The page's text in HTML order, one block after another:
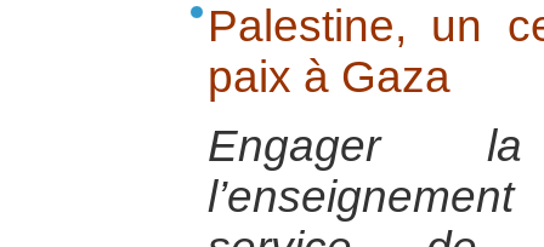
Palestine, un
paix à Gaza
Engager